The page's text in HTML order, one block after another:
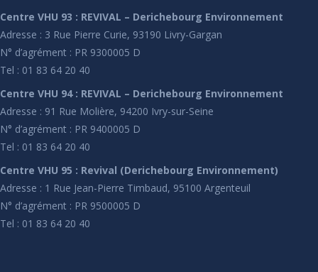
Centre VHU 93 : REVIVAL – Derichebourg Environnement
Adresse : 3 Rue Pierre Curie, 93190 Livry-Gargan
N° d’agrément : PR 9300005 D
Tel : 01 83 64 20 40
Centre VHU 94 : REVIVAL – Derichebourg Environnement
Adresse : 91 Rue Molière, 94200 Ivry-sur-Seine
N° d’agrément : PR 9400005 D
Tel : 01 83 64 20 40
Centre VHU 95 : Revival (Derichebourg Environnement)
Adresse : 1 Rue Jean-Pierre Timbaud, 95100 Argenteuil
N° d’agrément : PR 9500005 D
Tel : 01 83 64 20 40